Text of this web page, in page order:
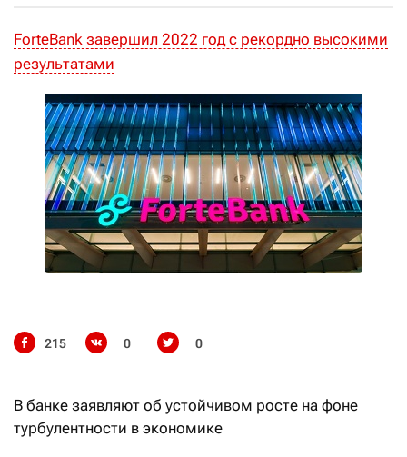
ForteBank завершил 2022 год с рекордно высокими
результатами
215 0 0
В банке заявляют об устойчивом росте на фоне
турбулентности в экономике